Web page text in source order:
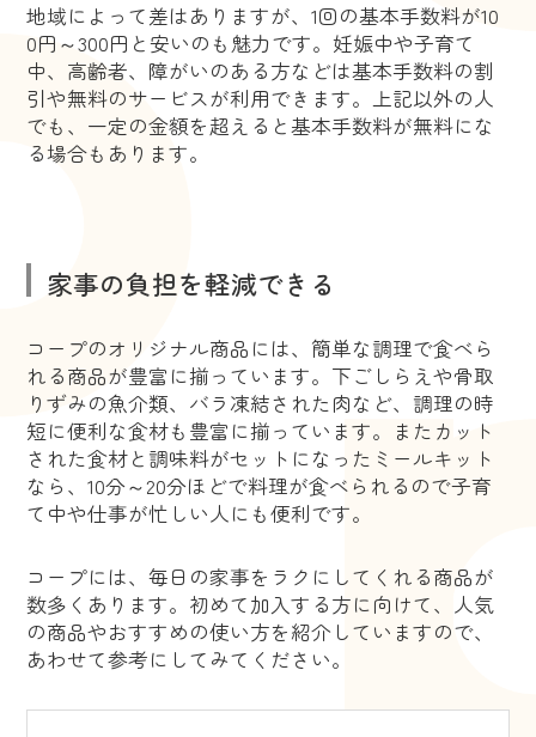
地域によって差はありますが、1回の基本手数料が10
0円～300円と安いのも魅力です。妊娠中や子育て
中、高齢者、障がいのある方などは基本手数料の割
引や無料のサービスが利用できます。上記以外の人
でも、一定の金額を超えると基本手数料が無料にな
る場合もあります。
家事の負担を軽減できる
コープのオリジナル商品には、簡単な調理で食べら
れる商品が豊富に揃っています。下ごしらえや骨取
りずみの魚介類、バラ凍結された肉など、調理の時
短に便利な食材も豊富に揃っています。またカット
された食材と調味料がセットになったミールキット
なら、10分～20分ほどで料理が食べられるので子育
て中や仕事が忙しい人にも便利です。
コープには、毎日の家事をラクにしてくれる商品が
数多くあります。初めて加入する方に向けて、人気
の商品やおすすめの使い方を紹介していますので、
あわせて参考にしてみてください。